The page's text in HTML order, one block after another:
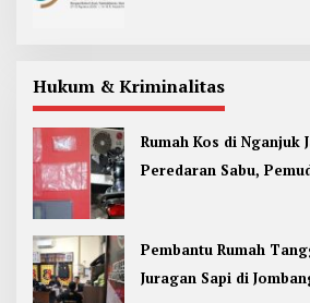
Hukum & Kriminalitas
Rumah Kos di Nganjuk
Peredaran Sabu,
Pembantu Rumah
Juragan Sapi di